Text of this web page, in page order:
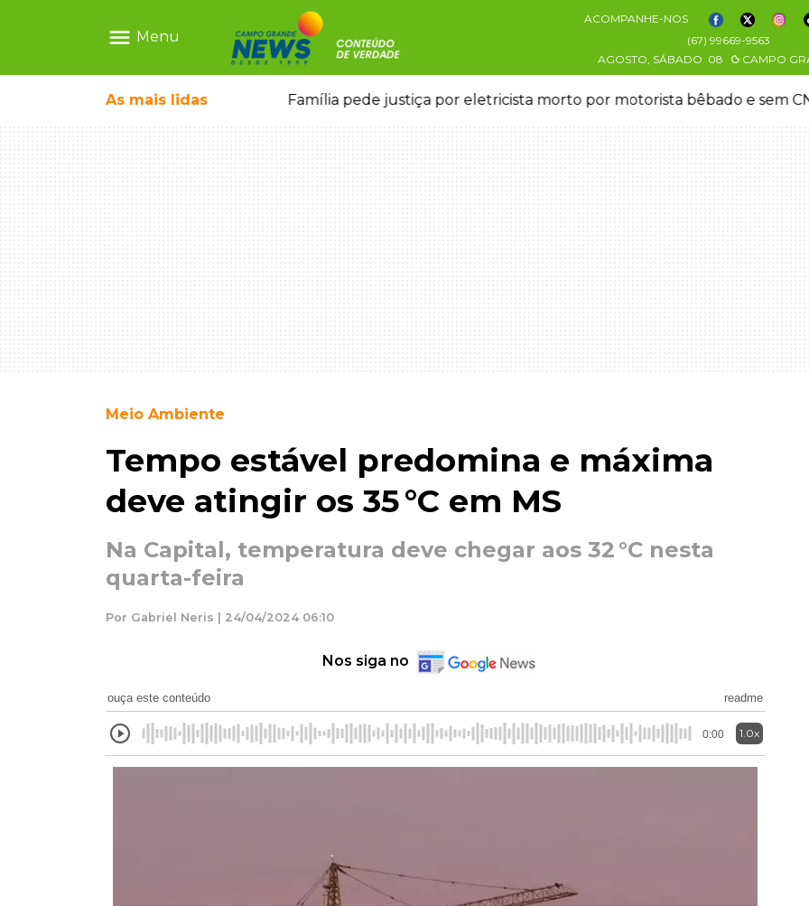
menu Menu
ACOMPANHE-NOS
(67) 99669-9563
AGOSTO, SÁBADO 08 CAMPO
As mais lidas
e morre a caminho do hospital Família pede justiça por eletricista morto por motorista bêbado e sem
Meio Ambiente
Tempo estável predomina e máxima
deve atingir os 35 °C em MS
Na Capital, temperatura deve chegar aos 32 °C nesta
quarta-feira
Por Gabriel Neris | 24/04/2024 06:10
Nos siga no
ouça este conteúdo readme
0:00 1.0x